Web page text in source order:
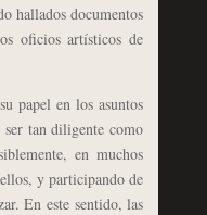
hallados documentos
oficios artísticos de
papel en los asuntos
ser tan diligente como
en muchos
y participando de
En este sentido, las